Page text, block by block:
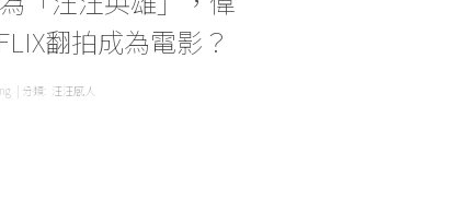
翻拍成為電影？
| 分類: 汪汪感人